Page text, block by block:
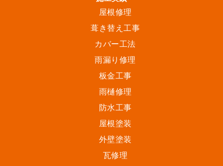
屋根修理
葺き替え工事
カバー工法
雨漏り修理
板金工事
雨樋修理
防水工事
屋根塗装
外壁塗装
瓦修理